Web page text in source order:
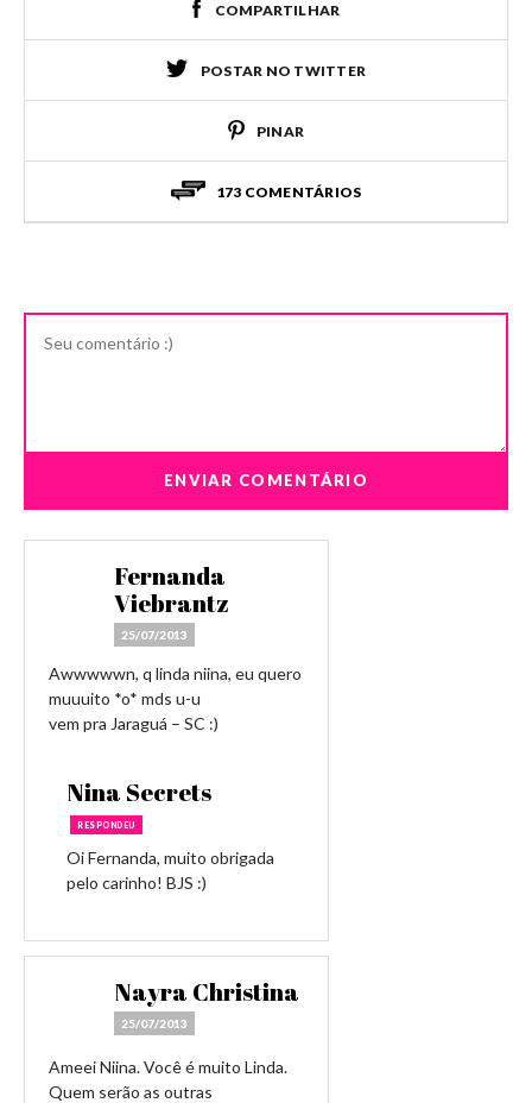
COMPARTILHAR
POSTAR NO TWITTER
PINAR
173 COMENTÁRIOS
Fernanda
Viebrantz
25/07/2013
Awwwwwn, q linda niina, eu quero
muuuito *o* mds u-u
vem pra Jaraguá – SC :)
Nina Secrets
RESPONDEU
Oi Fernanda, muito obrigada
pelo carinho! BJS :)
Nayra Christina
25/07/2013
Ameei Niina. Você é muito Linda.
Quem serão as outras